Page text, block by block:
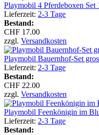
Playmobil 4 Pferdeboxen Set
Lieferzeit: 2-3 Tage
Bestand:
CHF 17.00
zzgl. Versandkosten
Playmobil Bauernhof-Set
Lieferzeit: 2-3 Tage
Bestand:
CHF 22.00
zzgl. Versandkosten
Playmobil Feenkönigin im
Lieferzeit: 2-3 Tage
Bestand: